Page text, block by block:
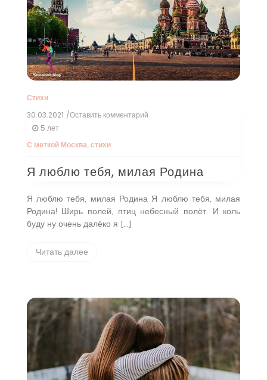
Стихи
30.03.2021 /Оставить комментарий
Родина
5 лет
С меткой Москва, стихи
Я люблю тебя, милая Родина
Я люблю тебя, милая Родина Я люблю тебя, милая
Родина! Ширь полей, птиц небесный полёт. И коль
буду ну очень далёко я […]
Читать далее